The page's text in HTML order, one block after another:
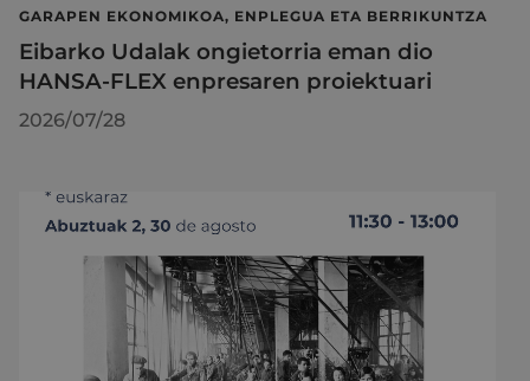
GARAPEN EKONOMIKOA, ENPLEGUA ETA BERRIKUNTZA
Eibarko Udalak ongietorria eman dio
HANSA-FLEX enpresaren proiektuari
2026/07/28